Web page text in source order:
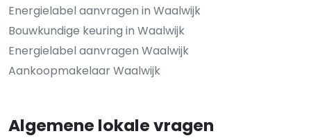
Energielabel aanvragen in Waalwijk
Bouwkundige keuring in Waalwijk
Energielabel aanvragen Waalwijk
Aankoopmakelaar Waalwijk
Algemene lokale vragen